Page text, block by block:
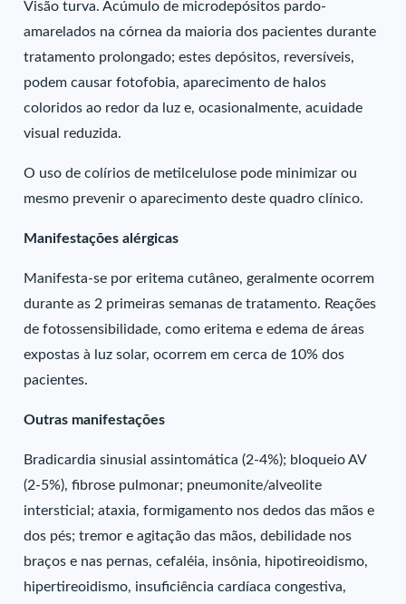
Visão turva. Acúmulo de microdepósitos pardo-
amarelados na córnea da maioria dos pacientes durante
tratamento prolongado; estes depósitos, reversíveis,
podem causar fotofobia, aparecimento de halos
coloridos ao redor da luz e, ocasionalmente, acuidade
visual reduzida.
O uso de colírios de metilcelulose pode minimizar ou
mesmo prevenir o aparecimento deste quadro clínico.
Manifestações alérgicas
Manifesta-se por eritema cutâneo, geralmente ocorrem
durante as 2 primeiras semanas de tratamento. Reações
de fotossensibilidade, como eritema e edema de áreas
expostas à luz solar, ocorrem em cerca de 10% dos
pacientes.
Outras manifestações
Bradicardia sinusial assintomática (2-4%); bloqueio AV
(2-5%), fibrose pulmonar; pneumonite/alveolite
intersticial; ataxia, formigamento nos dedos das mãos e
dos pés; tremor e agitação das mãos, debilidade nos
braços e nas pernas, cefaléia, insônia, hipotireoidismo,
hipertireoidismo, insuficiência cardíaca congestiva,